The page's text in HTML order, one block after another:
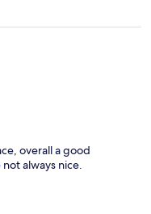
overall a good
always nice.